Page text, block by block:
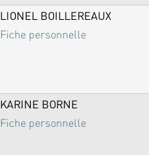
LIONEL BOILLEREAUX
Fiche personnelle
KARINE BORNE
Fiche personnelle